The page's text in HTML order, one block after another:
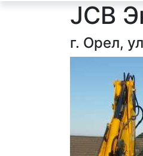
JCB
г. Орел,